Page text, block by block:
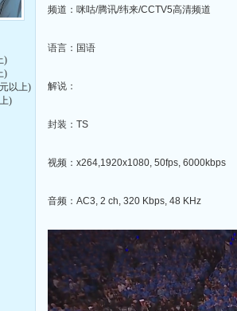
频道：咪咕/腾讯/纬来/CCTV5高清频道
语言：国语
解说：
封装：TS
视频：x264,1920x1080, 50fps, 6000kbps
音频：AC3, 2 ch, 320 Kbps, 48 KHz